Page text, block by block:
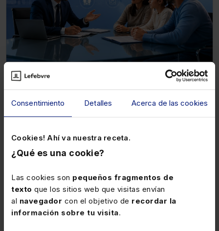
Consentimiento Detalles Acerca de las cookies
Cookies! Ahí va nuestra receta.
¿Qué es una cookie?
Las cookies son pequeños fragmentos de
texto que los sitios web que visitas envían
al navegador con el objetivo de recordar la
información sobre tu visita.
26 de enero de 2027 Webinar
Curso Asilo, protección internacional y
permisos de residencia por razones de
arraigo (3 sesiones webinar)
★★★★★ (0)
320€ 256€
Teresa Gómez Mourelo